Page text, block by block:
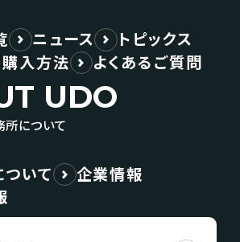
ニュース
トピックス
購入方法
よくあるご質問
UDO
所について
いて
企業情報